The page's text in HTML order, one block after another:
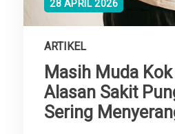
28 APRIL 2026
ARTIKEL
Masih Muda
Alasan Sakit
Sering